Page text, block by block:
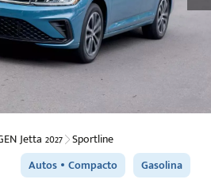
Jetta 2027 Sportline
Autos Compacto Gasolina